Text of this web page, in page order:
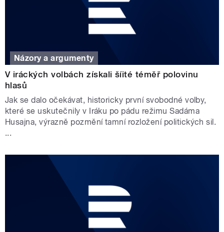
Názory a argumenty
V iráckých volbách získali šíité téměř polovinu
hlasů
Jak se dalo očekávat, historicky první svobodné volby,
které se uskutečnily v Iráku po pádu režimu Sadáma
Husajna, výrazně pozmění tamní rozložení politických sil.
...